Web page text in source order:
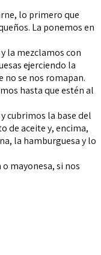
lo primero que
La ponemos en
la mezclamos con
ejerciendo la
no se nos romapan.
hasta que estén al
cubrimos la base del
de aceite y, encima,
la hamburguesa y lo
mayonesa, si nos